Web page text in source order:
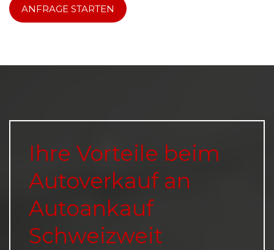
ANFRAGE STARTEN
Ihre Vorteile beim
Autoverkauf an
Autoankauf
Schweizweit